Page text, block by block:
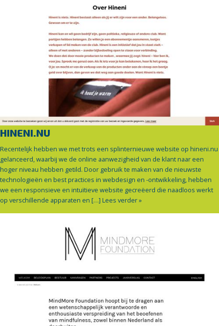
HINENI.NU
Recentelijk hebben we met trots een splinternieuwe website op hineni.nu
gelanceerd, waarbij we de online aanwezigheid van de klant naar een
hoger niveau hebben getild. Door gebruik te maken van de nieuwste
technologieën en best practices in webdesign en -ontwikkeling, hebben
we een responsieve en intuïtieve website gecreëerd die naadloos werkt
op verschillende apparaten en […] Lees verder »